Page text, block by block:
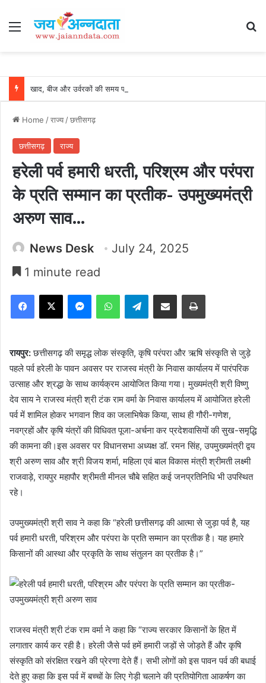
Menu
Home /राज्य/छत्तीसगढ़
छत्तीसगढ़ राज्य
हरेली पर्व हमारी धरती, परिश्रम और परंपरा
के प्रति सम्मान का प्रतीक- उपमुख्यमंत्री
अरुण साव…
News Desk
July 24, 2025
1 minute read
Facebook
X MessengerWhatsAppTelegramShare via Email Print
रायपुर:छत्तीसगढ़ की समृद्ध लोक संस्कृति, कृषि परंपरा और ऋषि संस्कृति से जुड़े
पहले पर्व हरेली के पावन अवसर पर राजस्व मंत्री के निवास कार्यालय में पारंपरिक
उत्साह और श्रद्धा के साथ कार्यक्रम आयोजित किया गया। मुख्यमंत्री श्री विष्णु
देव साय ने राजस्व मंत्री श्री टंक राम वर्मा के निवास कार्यालय में आयोजित हरेली
पर्व में शामिल होकर भगवान शिव का जलाभिषेक किया, साथ ही गौरी-गणेश,
नवग्रहों और कृषि यंत्रों की विधिवत पूजा-अर्चना कर प्रदेशवासियों की सुख-समृद्धि
की कामना की।इस अवसर पर विधानसभा अध्यक्ष डॉ. रमन सिंह, उपमुख्यमंत्री द्वय
श्री अरुण साव और श्री विजय शर्मा, महिला एवं बाल विकास मंत्री श्रीमती लक्ष्मी
राजवाड़े, रायपुर महापौर श्रीमती मीनल चौबे सहित कई जनप्रतिनिधि भी उपस्थित
रहे।
उपमुख्यमंत्री श्री साव ने कहा कि “हरेली छत्तीसगढ़ की आत्मा से जुड़ा पर्व है, यह
पर्व हमारी धरती, परिश्रम और परंपरा के प्रति सम्मान का प्रतीक है। यह हमारे
किसानों की आस्था और प्रकृति के साथ संतुलन का प्रतीक है।”
राजस्व मंत्री श्री टंक राम वर्मा ने कहा कि “राज्य सरकार किसानों के हित में
लगातार कार्य कर रही है। हरेली जैसे पर्व हमें हमारी जड़ों से जोड़ते हैं और कृषि
संस्कृति को संरक्षित रखने की प्रेरणा देते हैं। सभी लोगों को इस पावन पर्व की बधाई
देते हुए कहा कि इस पर्व में बच्चों के लिए गेड़ी चलाने की प्रतियोगिता आकर्षण का